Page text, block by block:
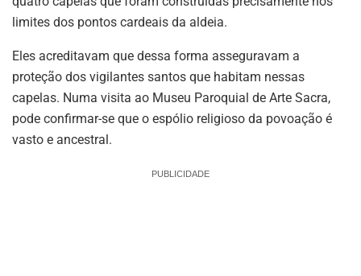
limites dos pontos cardeais da aldeia.
Eles acreditavam que dessa forma asseguravam a
proteção dos vigilantes santos que habitam nessas
capelas. Numa visita ao Museu Paroquial de Arte Sacra,
pode confirmar-se que o espólio religioso da povoação é
vasto e ancestral.
PUBLICIDADE